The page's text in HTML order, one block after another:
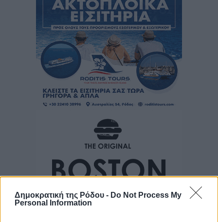
Δημοκρατική της Ρόδου - Do Not Process My
Personal Information